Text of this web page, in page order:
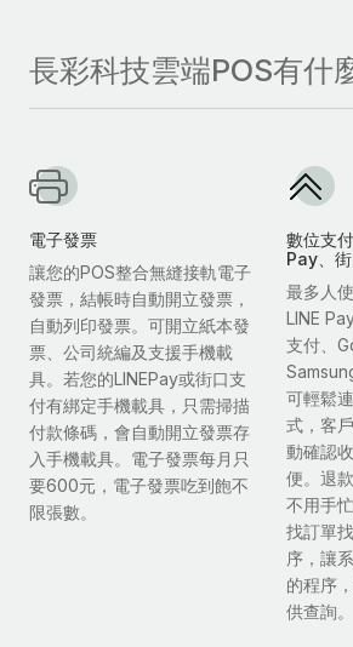
長彩科技雲端POS有什
電子發票
讓您的POS整合無縫接軌電子
發票，結帳時自動開立發票，
自動列印發票。可開立紙本發
票、公司統編及支援手機載
具。若您的LINEPay或街口支
付有綁定手機載具，只需掃描
付款條碼，會自動開立發票存
入手機載具。電子發票每月只
要600元，電子發票吃到飽不
限張數。
數位支
Pay、
最多人
LINE
支付、
可輕鬆
式，客
動確認
便。退
不用手
找訂單
序，讓
的程序
供查詢。